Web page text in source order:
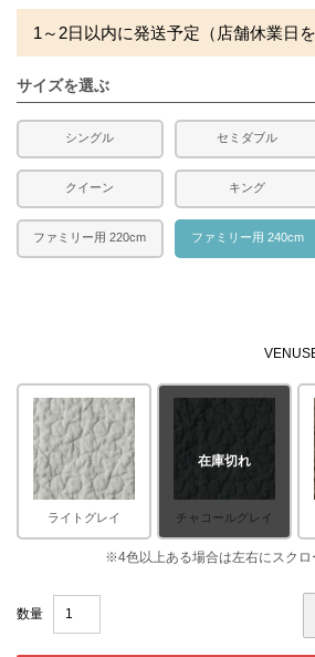
・洗濯ネットをご使用の上、
で、単独洗いをお勧めします。
・配送日指定OK！
合があります。
※できる限り実際の色を再現
が、閲覧環境により誤差がで
承ください。
1～2日以内に発送予定（店舗休業日を
サイズを選ぶ
シングル セミダブル
クイーン キング
ファミリー用 220cm ファミリー用 240cm
ライトグレイ チャコールグレイ
在庫切れ